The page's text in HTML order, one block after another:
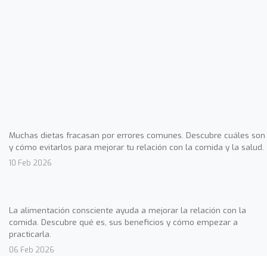
Muchas dietas fracasan por errores comunes. Descubre cuáles son
y cómo evitarlos para mejorar tu relación con la comida y la salud.
10 Feb 2026
La alimentación consciente ayuda a mejorar la relación con la
comida. Descubre qué es, sus beneficios y cómo empezar a
practicarla.
06 Feb 2026